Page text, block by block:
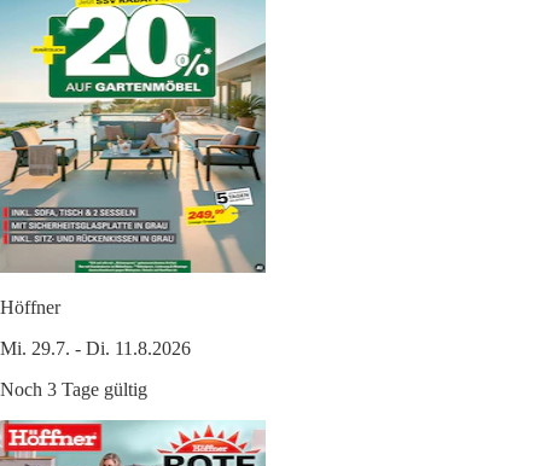
Höffner
Mi. 29.7. - Di. 11.8.2026
Noch 3 Tage gültig